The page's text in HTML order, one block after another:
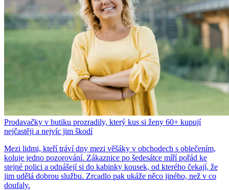
Prodavačky v butiku prozradily, který kus si ženy 60+ kupují
nejčastěji a nejvíc jim škodí
Mezi lidmi, kteří tráví dny mezi věšáky v obchodech s oblečením,
koluje jedno pozorování. Zákaznice po šedesátce míří pořád ke
stejné polici a odnášejí si do kabinky kousek, od kterého čekají, že
jim udělá dobrou službu. Zrcadlo pak ukáže něco jiného, než v co
doufaly.